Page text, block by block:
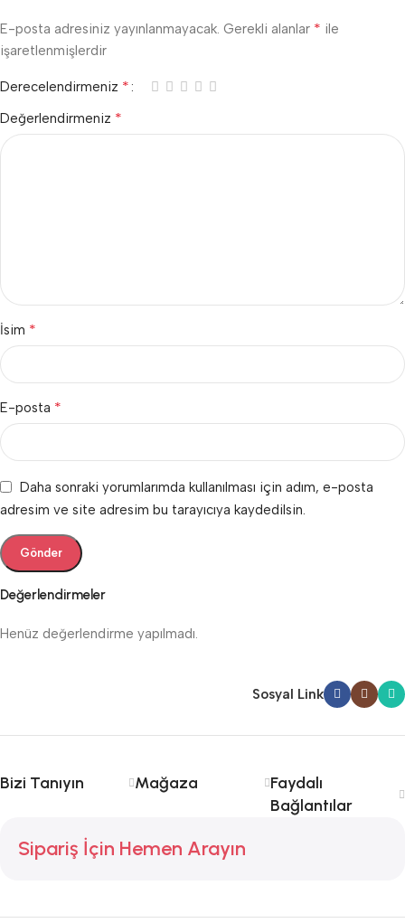
Değerlendirmeler
Henüz değerlendirme yapılmadı.
E-posta adresiniz yayınlanmayacak. Gerekli alanlar * ile
işaretlenmişlerdir
Derecelendirmeniz *
Değerlendirmeniz *
İsim *
E-posta *
Daha sonraki yorumlarımda kullanılması için adım, e-posta
adresim ve site adresim bu tarayıcıya kaydedilsin.
Sosyal Link
Bizi Tanıyın Mağaza
Faydalı
Bağlantılar
Sipariş İçin Hemen Arayın